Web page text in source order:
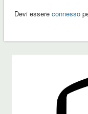
Devi essere connesso